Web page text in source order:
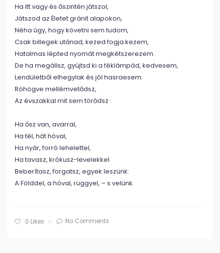
Ha itt vagy és őszintén játszol,
Játszod az Életet gránit alapokon,
Néha úgy, hogy követni sem tudom,
Csak billegek utánad, kezed fogja kezem,
Hatalmas lépted nyomát megkétszerezem.
De ha megállsz, gyújtsd ki a féklámpád, kedvesem,
Lendületből elhegylak és jól hasraesem.
Röhögve mellémvetődsz,
Az évszakkal mit sem törődsz :
Ha ősz van, avarral,
Ha tél, hát hóval,
Ha nyár, forró lehelettel,
Ha tavasz, krókusz-levelekkel
Beberítasz, forgatsz, egyek leszünk:
A Földdel, a hóval, rüggyel, – s velünk.
0 Likes No Comments